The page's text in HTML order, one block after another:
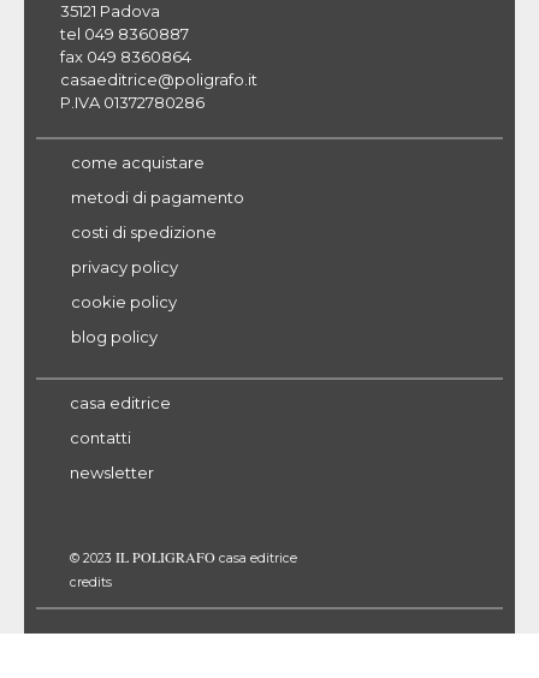
35121 Padova
tel 049 8360887
fax 049 8360864
casaeditrice@poligrafo.it
P.IVA 01372780286
come acquistare
metodi di pagamento
costi di spedizione
privacy policy
cookie policy
blog policy
casa editrice
contatti
newsletter
© 2023 IL POLIGRAFO casa editrice
credits